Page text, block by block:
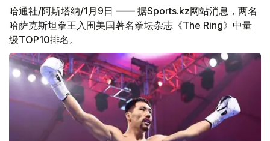
哈通社/阿斯塔纳/1月9日 —— 据Sports.kz网站消息，两名
哈萨克斯坦拳王入围美国著名拳坛杂志《The Ring》中量
级TOP10排名。